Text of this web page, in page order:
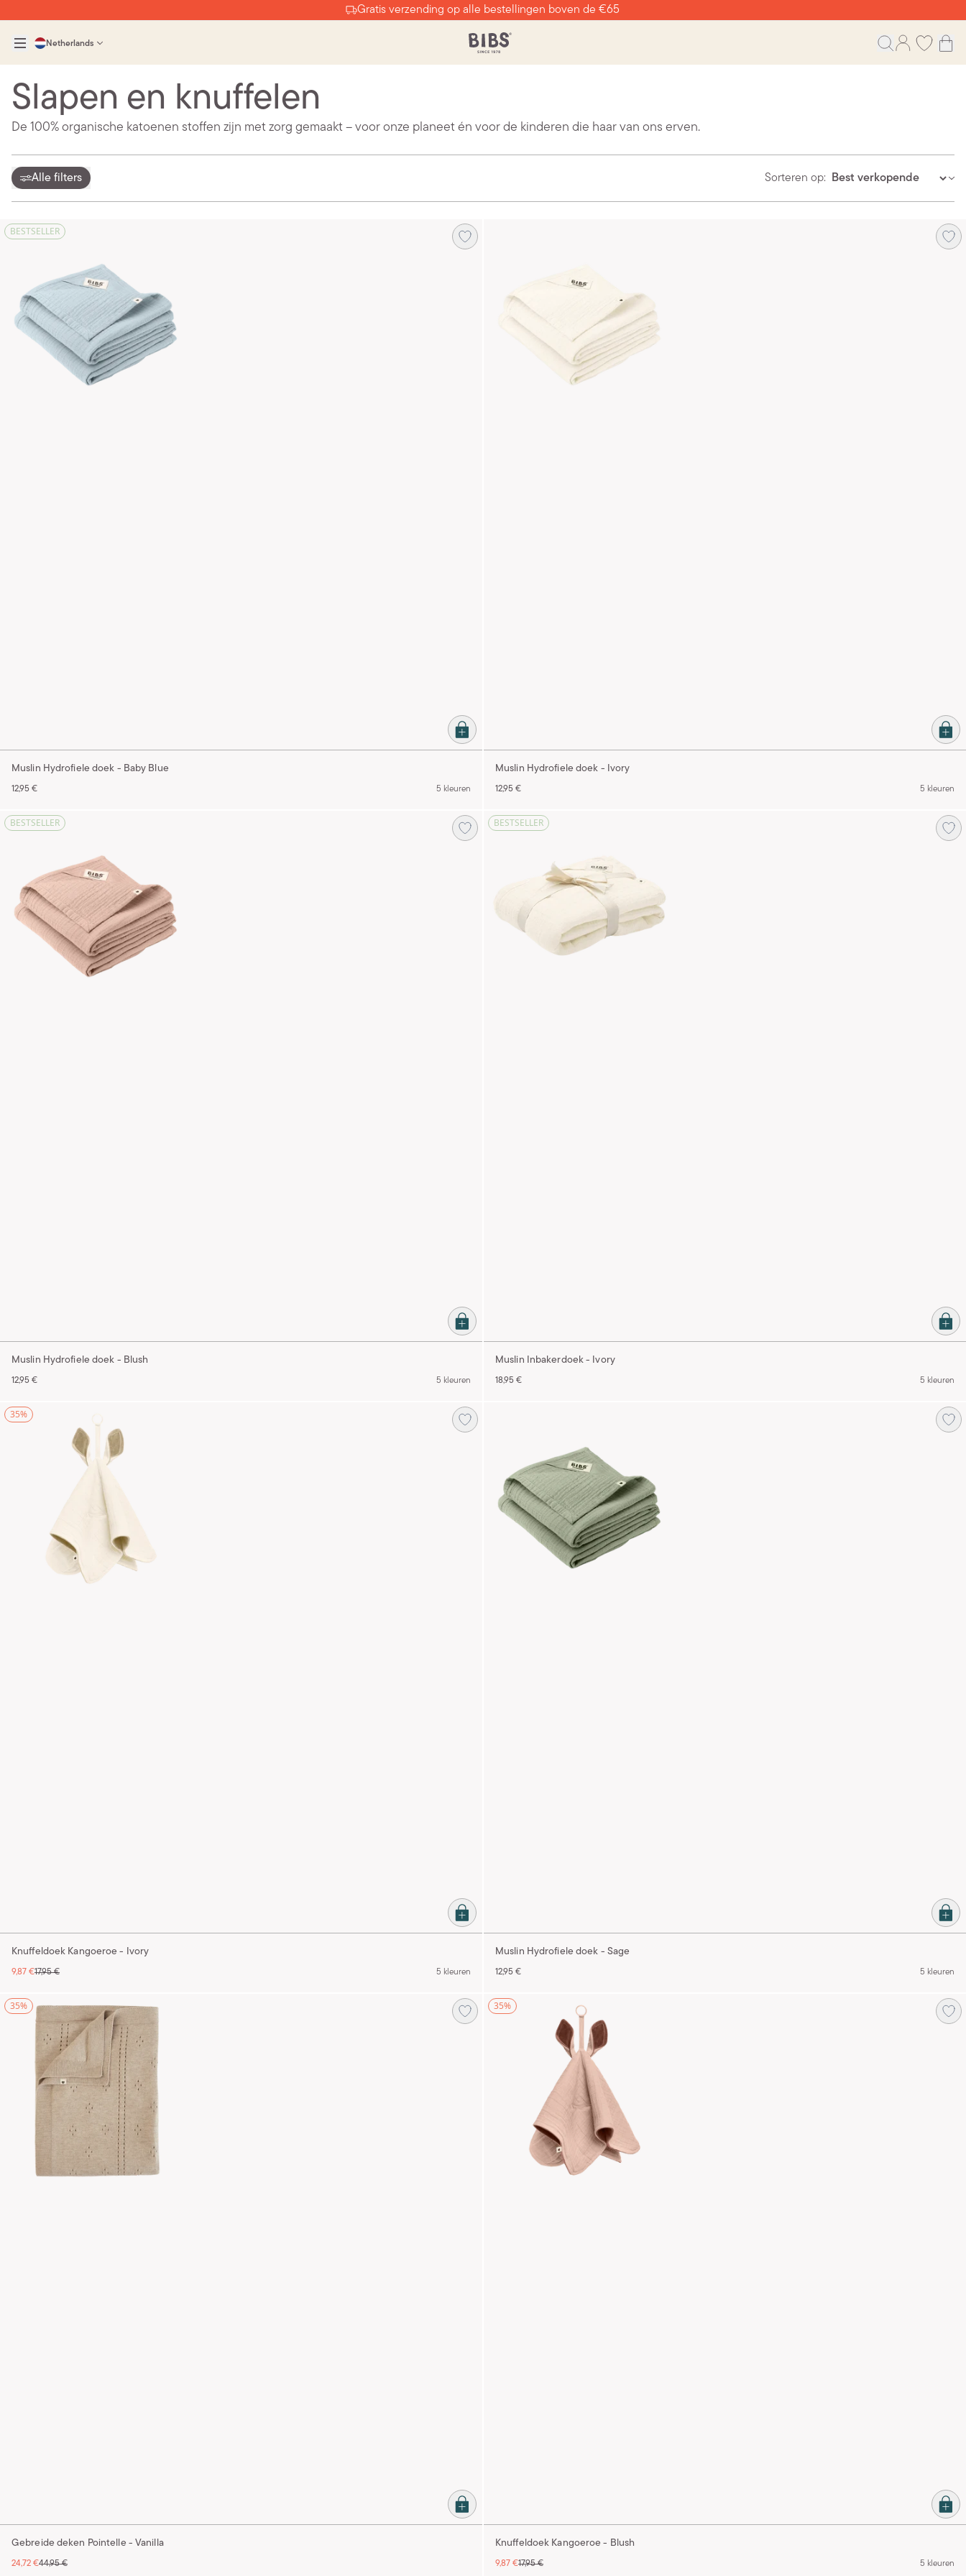
Gratis verzending op alle bestellingen boven de €65
Netherlands
Slapen en knuffelen
De 100% organische katoenen stoffen zijn met zorg gemaakt – voor onze planeet én voor de kinderen die haar van ons erven.
Alle filters Sorteren op:
BESTSELLER
Muslin Hydrofiele doek - Baby Blue
12,95 € 5 kleuren
Muslin Hydrofiele doek - Ivory
12,95 € 5 kleuren
BESTSELLER
Muslin Hydrofiele doek - Blush
12,95 € 5 kleuren
BESTSELLER
Muslin Inbakerdoek - Ivory
18,95 € 5 kleuren
35%
Knuffeldoek Kangoeroe - Ivory
9,87 €17,95 € 5 kleuren
Muslin Hydrofiele doek - Sage
12,95 € 5 kleuren
35%
Gebreide deken Pointelle - Vanilla
24,72 €44,95 €
35%
Knuffeldoek Kangoeroe - Blush
9,87 €17,95 € 5 kleuren